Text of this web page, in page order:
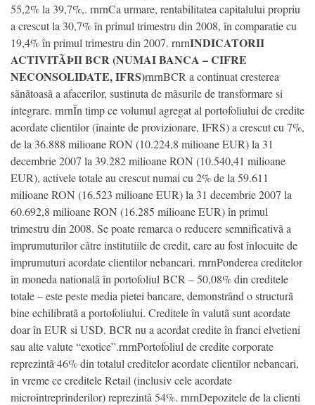
55,2% la 39,7%,. rnrnCa urmare, rentabilitatea capitalului propriu
a crescut la 30,7% în primul trimestru din 2008, în comparatie cu
19,4% în primul trimestru din 2007. rnrnINDICATORII
ACTIVITÃÞII BCR (NUMAI BANCA – CIFRE
NECONSOLIDATE, IFRS)rnrnBCR a continuat cresterea
sãnãtoasã a afacerilor, sustinuta de mãsurile de transformare si
integrare. rnrnÎn timp ce volumul agregat al portofoliului de credite
acordate clientilor (înainte de provizionare, IFRS) a crescut cu 7%,
de la 36.888 milioane RON (10.224,8 milioane EUR) la 31
decembrie 2007 la 39.282 milioane RON (10.540,41 milioane
EUR), activele totale au crescut numai cu 2% de la 59.611
milioane RON (16.523 milioane EUR) la 31 decembrie 2007 la
60.692,8 milioane RON (16.285 milioane EUR) în primul
trimestru din 2008. Se poate remarca o reducere semnificativã a
împrumuturilor cãtre institutiile de credit, care au fost înlocuite de
împrumuturi acordate clientilor nebancari. rnrnPonderea creditelor
în moneda nationalã în portofoliul BCR – 50,08% din creditele
totale – este peste media pietei bancare, demonstrând o structurã
bine echilibratã a portofoliului. Creditele în valutã sunt acordate
doar în EUR si USD. BCR nu a acordat credite în franci elvetieni
sau alte valute “exotice”.rnrnPortofoliul de credite corporate
reprezintã 46% din totalul creditelor acordate clientilor nebancari,
în vreme ce creditele Retail (inclusiv cele acordate
microîntreprinderilor) reprezintã 54%. rnrnDepozitele de la clienti